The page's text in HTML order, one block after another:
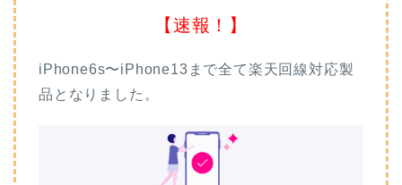
【速報！】
iPhone6s〜iPhone13まで全て楽天回線対応製
品となりました。